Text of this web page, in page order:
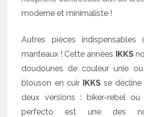
moderne et minimaliste !
Autres pièces indispensables
manteaux ! Cette années IKKS
doudounes de couleur unie
blouson en cuir IKKSse décline
deux versions : biker-rebel ou
perfecto est une des